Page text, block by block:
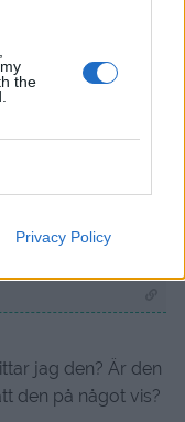
the
Privacy Policy
innan så den blir
den
choklad?
jag den? Är den
den på något vis?